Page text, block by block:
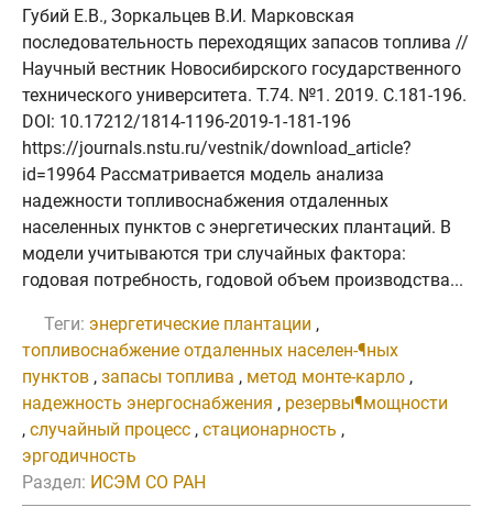
Губий Е.В., Зоркальцев В.И. Марковская
последовательность переходящих запасов топлива //
Научный вестник Новосибирского государственного
технического университета. Т.74. №1. 2019. C.181-196.
DOI: 10.17212/1814-1196-2019-1-181-196
https://journals.nstu.ru/vestnik/download_article?
id=19964 Рассматривается модель анализа
надежности топливоснабжения отдаленных
населенных пунктов с энергетических плантаций. В
модели учитываются три случайных фактора:
годовая потребность, годовой объем производства...
Теги: энергетические плантации ,
топливоснабжение отдаленных населен-¶ных
пунктов , запасы топлива , метод монте-карло ,
надежность энергоснабжения , резервы¶мощности
, случайный процесс , стационарность ,
эргодичность
Раздел: ИСЭМ СО РАН